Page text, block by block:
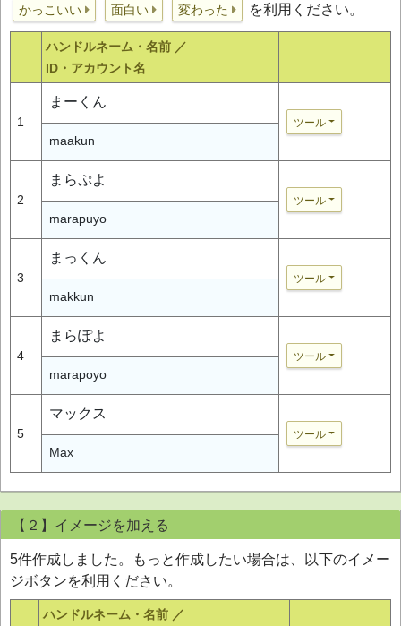
かっこいい
面白い 変わった を利用ください。
ハンドルネーム・名前 ／
ID・アカウント名
1
まーくん
ツール
maakun
2
まらぷよ
ツール
marapuyo
3
まっくん
ツール
makkun
4
まらぽよ
ツール
marapoyo
5
マックス
ツール
Max
【２】イメージを加える
5件作成しました。もっと作成したい場合は、以下のイメー
ジボタンを利用ください。
ハンドルネーム・名前 ／